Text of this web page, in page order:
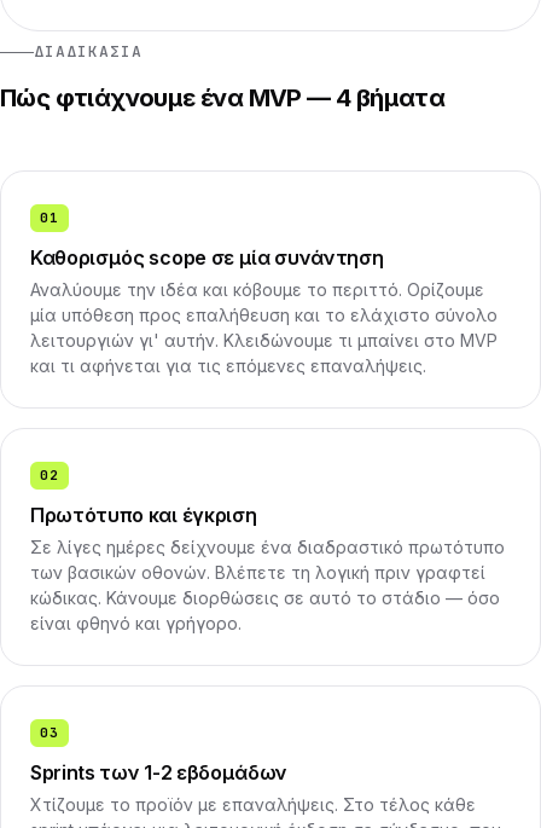
ΔΙΑΔΙΚΑΣΊΑ
Πώς φτιάχνουμε ένα MVP — 4 βήματα
01
Καθορισμός scope σε μία συνάντηση
Αναλύουμε την ιδέα και κόβουμε το περιττό. Ορίζουμε
μία υπόθεση προς επαλήθευση και το ελάχιστο σύνολο
λειτουργιών γι' αυτήν. Κλειδώνουμε τι μπαίνει στο MVP
και τι αφήνεται για τις επόμενες επαναλήψεις.
02
Πρωτότυπο και έγκριση
Σε λίγες ημέρες δείχνουμε ένα διαδραστικό πρωτότυπο
των βασικών οθονών. Βλέπετε τη λογική πριν γραφτεί
κώδικας. Κάνουμε διορθώσεις σε αυτό το στάδιο — όσο
είναι φθηνό και γρήγορο.
03
Sprints των 1-2 εβδομάδων
Χτίζουμε το προϊόν με επαναλήψεις. Στο τέλος κάθε